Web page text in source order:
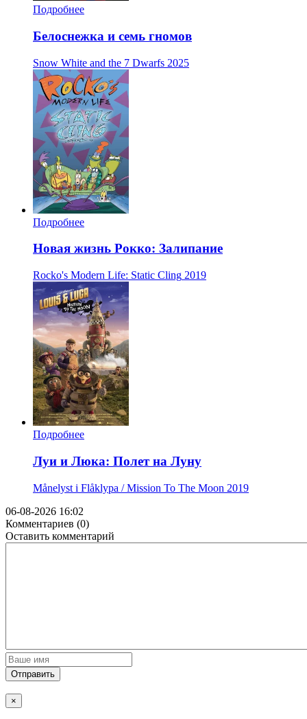
Подробнее
Белоснежка и семь гномов
Snow White and the 7 Dwarfs 2025
Подробнее
Новая жизнь Рокко: Залипание
Rocko's Modern Life: Static Cling 2019
Подробнее
Луи и Люка: Полет на Луну
Månelyst i Flåklypa / Mission To The Moon 2019
06-08-2026 16:02
Комментариев (0)
Оставить комментарий
Отправить
×